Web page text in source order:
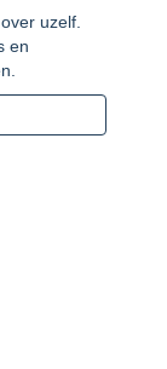
uzelf.
en